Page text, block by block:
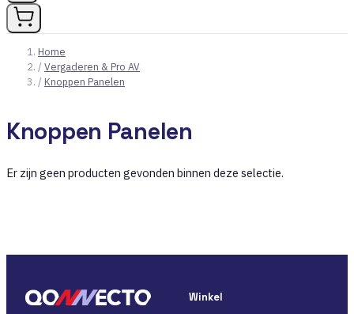
Home
/ Vergaderen & Pro AV
/ Knoppen Panelen
Knoppen Panelen
Er zijn geen producten gevonden binnen deze selectie.
Winkel